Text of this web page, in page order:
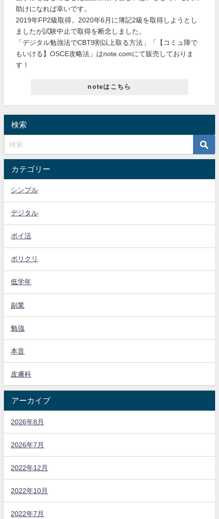
助けになれば幸いです。
2019年FP2級取得。2020年6月に簿記2級を取得しようとし
ましたが試験中止で取得を断念しました。
「デジタル勉強法でCBT9割以上取る方法」「【コミュ障で
もいける】OSCE攻略法」はnote.comにて販売しておりま
す！
noteはこちら
検索
カテゴリー
シンプル
デジタル
ポイ活
ポリクリ
低学年
副業
勉強
本音
皮膚科
アーカイブ
2026年8月
2026年7月
2022年12月
2022年10月
2022年7月